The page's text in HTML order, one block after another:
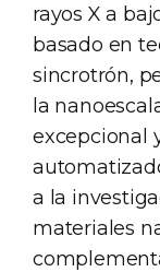
rayos X a
basado en
sincrotrón,
la
excepcional
a la
materiales